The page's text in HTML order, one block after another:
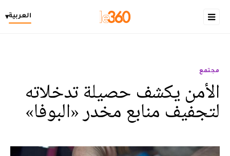
العربية▾
مجتمع
الأمن يكشف حصيلة تدخلاته
لتجفيف منابع مخدر «البوفا»